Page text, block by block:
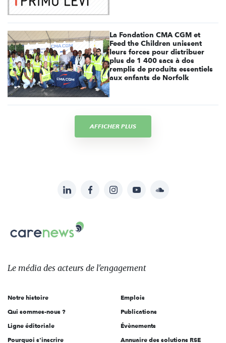
La Fondation CMA CGM et
Feed the Children unissent
leurs forces pour distribuer
plus de 1 400 sacs à dos
remplis de produits essentiels
aux enfants de Norfolk
AFFICHER PLUS
sur:
LinkedInFacebookInstagramYouTubeSoundcloud
Carenews,
Le
des
l'engagement
Le média des acteurs de l'engagement
Notre histoire
Qui sommes-nous ?
Ligne éditoriale
Pourquoi s'inscrire
Emplois
Publications
Évènements
Annuaire des solutions RSE